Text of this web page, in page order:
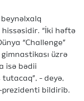
beynəlxalq
“İki həftə
“Challenge”
üzrə
isə bədii
- deyə,
prezidenti bildirib.